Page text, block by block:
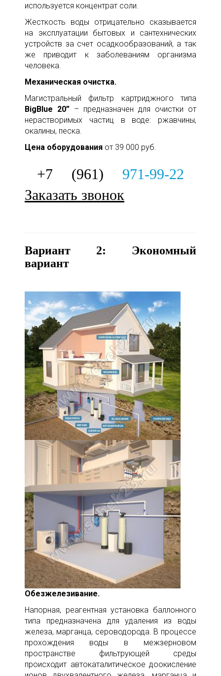
используется концентрат соли.
Жесткость воды отрицательно сказывается
на эксплуатации бытовых и сантехнических
устройств за счет осадкообразований, а так
же приводит к заболеваниям организма
человека.
Механическая очистка.
Магистральный фильтр картриджного типа
BigBlue 20” – предназначен для очистки от
нерастворимых частиц в воде: ржавчины,
окалины, песка.
Цена оборудования от 39 000 руб.
+7 (961) 971-99-22
Заказать звонок
Вариант 2: Экономный
вариант
Обезжелезивание.
Напорная, реагентная установка баллонного
типа предназначена для удаления из воды
железа, марганца, сероводорода. В процессе
прохождения воды в межзерновом
пространстве фильтрующей среды
происходит автокаталитическое доокисление